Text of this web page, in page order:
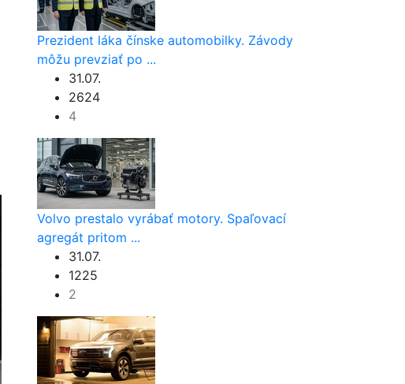
Prezident láka čínske automobilky. Závody
môžu prevziať po ...
31.07.
2624
4
Volvo prestalo vyrábať motory. Spaľovací
agregát pritom ...
31.07.
1225
2